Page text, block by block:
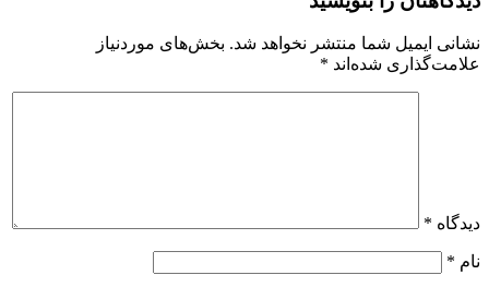
نشانی ایمیل شما منتشر نخواهد شد. بخش‌های موردنیاز
علامت‌گذاری شده‌اند *
دیدگاه *
نام *